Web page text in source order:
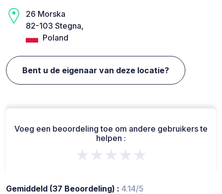
26 Morska
82-103 Stegna,
Poland
Bent u de eigenaar van deze locatie?
Voeg een beoordeling toe om andere gebruikers te
helpen :
★★★★★
Gemiddeld (37 Beoordeling) : 4.14/5